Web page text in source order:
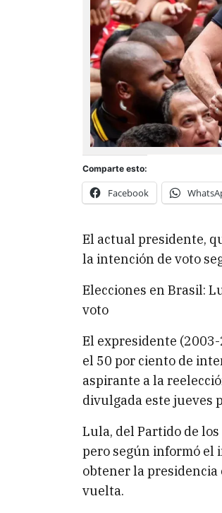
Comparte esto:
Facebook
El actual presidente,
la intención de voto
Elecciones en Brasil:
voto
El expresidente
el 50 por ciento de
aspirante a la
divulgada este jueves
Lula, del Partido de
pero según informó el
obtener la presidencia
vuelta.